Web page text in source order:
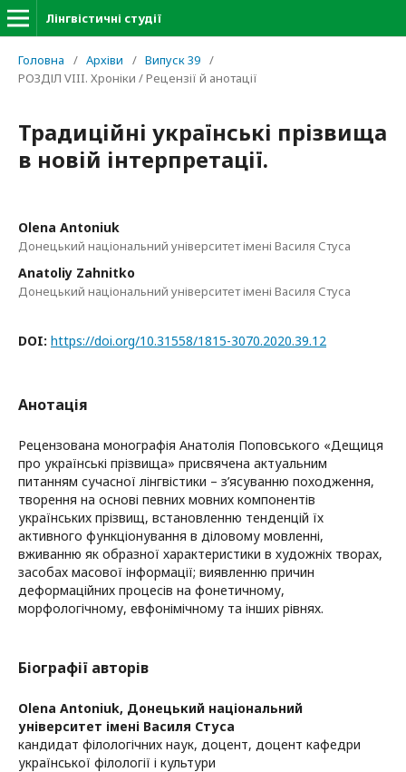
Лінгвістичні студії
Головна / Архіви / Випуск 39 /
РОЗДІЛ VIII. Хроніки / Рецензії й анотації
Традиційні українські прізвища
в новій інтерпретації.
Olena Antoniuk
Донецький національний університет імені Василя Стуса
Anatoliy Zahnitko
Донецький національний університет імені Василя Стуса
DOI: https://doi.org/10.31558/1815-3070.2020.39.12
Анотація
Рецензована монографія Анатолія Поповського «Дещиця
про українські прізвища» присвячена актуальним
питанням сучасної лінгвістики – з’ясуванню походження,
творення на основі певних мовних компонентів
українських прізвищ, встановленню тенденцій їх
активного функціонування в діловому мовленні,
вживанню як образної характеристики в художніх творах,
засобах масової інформації; виявленню причин
деформаційних процесів на фонетичному,
морфологічному, евфонімічному та інших рівнях.
Біографії авторів
Olena Antoniuk, Донецький національний
університет імені Василя Стуса
кандидат філологічних наук, доцент, доцент кафедри
української філології і культури